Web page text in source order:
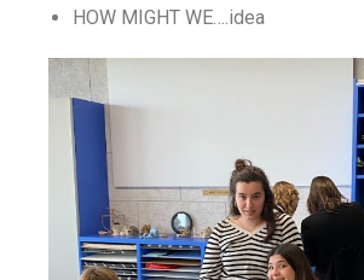
HOW MIGHT WE….idea